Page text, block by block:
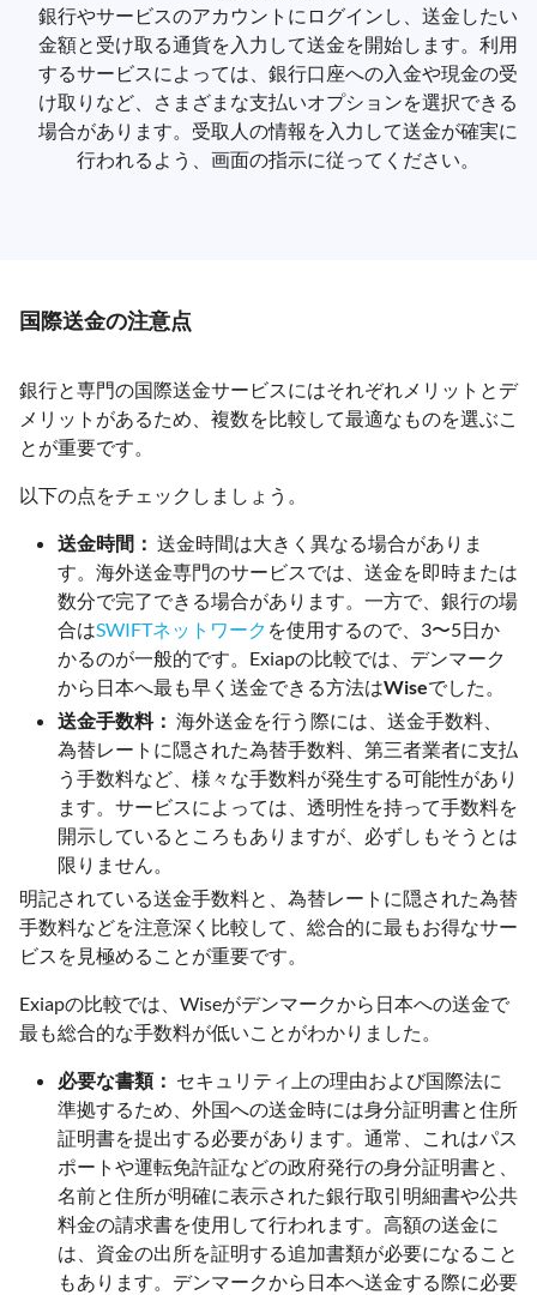
銀行やサービスのアカウントにログインし、送金したい
金額と受け取る通貨を入力して送金を開始します。利用
するサービスによっては、銀行口座への入金や現金の受
け取りなど、さまざまな支払いオプションを選択できる
場合があります。受取人の情報を入力して送金が確実に
行われるよう、画面の指示に従ってください。
国際送金の注意点
銀行と専門の国際送金サービスにはそれぞれメリットとデ
メリットがあるため、複数を比較して最適なものを選ぶこ
とが重要です。
以下の点をチェックしましょう。
送金時間： 送金時間は大きく異なる場合がありま
す。海外送金専門のサービスでは、送金を即時または
数分で完了できる場合があります。一方で、銀行の場
合はSWIFTネットワーク を使用するので、3〜5日か
かるのが一般的です。Exiapの比較では、デンマーク
から日本へ最も早く送金できる方法はWiseでした。
送金手数料： 海外送金を行う際には、送金手数料、
為替レートに隠された為替手数料、第三者業者に支払
う手数料など、様々な手数料が発生する可能性があり
ます。サービスによっては、透明性を持って手数料を
開示しているところもありますが、必ずしもそうとは
限りません。
明記されている送金手数料と、為替レートに隠された為替
手数料などを注意深く比較して、総合的に最もお得なサー
ビスを見極めることが重要です。
Exiapの比較では、Wiseがデンマークから日本への送金で
最も総合的な手数料が低いことがわかりました。
必要な書類： セキュリティ上の理由および国際法に
準拠するため、外国への送金時には身分証明書と住所
証明書を提出する必要があります。通常、これはパス
ポートや運転免許証などの政府発行の身分証明書と、
名前と住所が明確に表示された銀行取引明細書や公共
料金の請求書を使用して行われます。高額の送金に
は、資金の出所を証明する追加書類が必要になること
もあります。デンマークから日本へ送金する際に必要